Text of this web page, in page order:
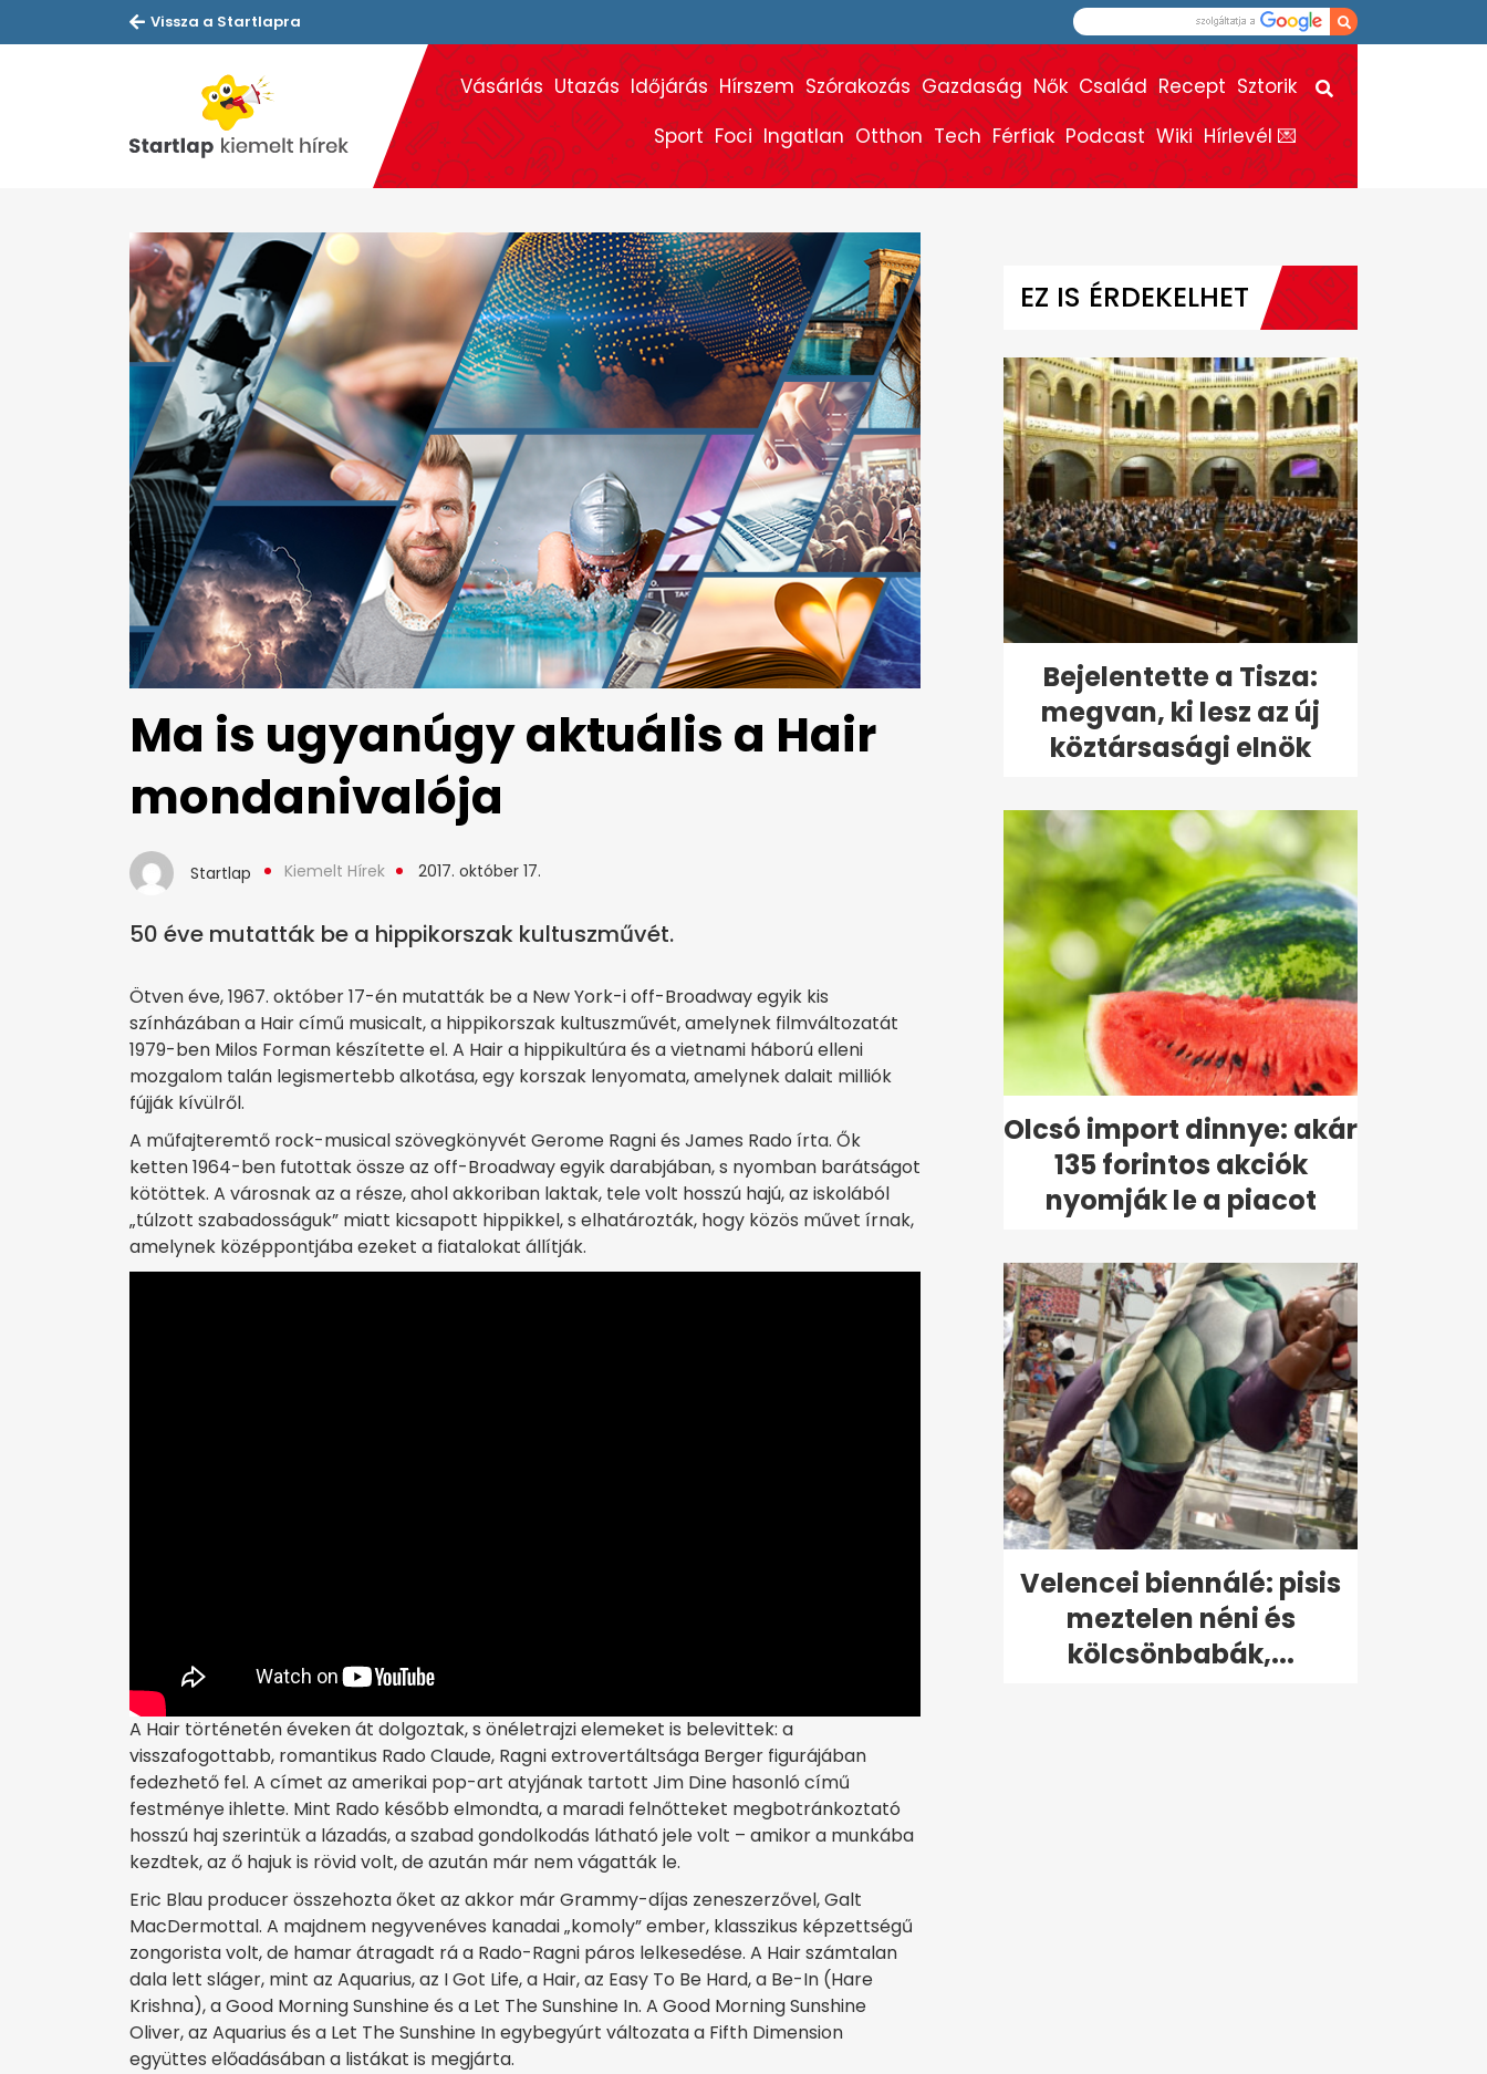
Vissza a Startlapra
Vásárlás Utazás Időjárás Hírszem Szórakozás Gazdaság Nők Család Recept Sztorik
Sport Foci Ingatlan Otthon Tech Férfiak Podcast Wiki Hírlevél 💌
Ma is ugyanúgy aktuális a Hair
mondanivalója
Startlap Kiemelt Hírek 2017. október 17.
50 éve mutatták be a hippikorszak kultuszművét.
Ötven éve, 1967. október 17-én mutatták be a New York-i off-Broadway egyik kis
színházában a Hair című musicalt, a hippikorszak kultuszművét, amelynek filmváltozatát
1979-ben Milos Forman készítette el. A Hair a hippikultúra és a vietnami háború elleni
mozgalom talán legismertebb alkotása, egy korszak lenyomata, amelynek dalait milliók
fújják kívülről.
A műfajteremtő rock-musical szövegkönyvét Gerome Ragni és James Rado írta. Ők
ketten 1964-ben futottak össze az off-Broadway egyik darabjában, s nyomban barátságot
kötöttek. A városnak az a része, ahol akkoriban laktak, tele volt hosszú hajú, az iskolából
„túlzott szabadosságuk” miatt kicsapott hippikkel, s elhatározták, hogy közös művet írnak,
amelynek középpontjába ezeket a fiatalokat állítják.
A Hair történetén éveken át dolgoztak, s önéletrajzi elemeket is belevittek: a
visszafogottabb, romantikus Rado Claude, Ragni extrovertáltsága Berger figurájában
fedezhető fel. A címet az amerikai pop-art atyjának tartott Jim Dine hasonló című
festménye ihlette. Mint Rado később elmondta, a maradi felnőtteket megbotránkoztató
hosszú haj szerintük a lázadás, a szabad gondolkodás látható jele volt – amikor a munkába
kezdtek, az ő hajuk is rövid volt, de azután már nem vágatták le.
Eric Blau producer összehozta őket az akkor már Grammy-díjas zeneszerzővel, Galt
MacDermottal. A majdnem negyvenéves kanadai „komoly” ember, klasszikus képzettségű
zongorista volt, de hamar átragadt rá a Rado-Ragni páros lelkesedése. A Hair számtalan
dala lett sláger, mint az Aquarius, az I Got Life, a Hair, az Easy To Be Hard, a Be-In (Hare
Krishna), a Good Morning Sunshine és a Let The Sunshine In. A Good Morning Sunshine
Oliver, az Aquarius és a Let The Sunshine In egybegyúrt változata a Fifth Dimension
együttes előadásában a listákat is megjárta.
EZ IS ÉRDEKELHET
Bejelentette a Tisza:
megvan, ki lesz az új
köztársasági elnök
Olcsó import dinnye: akár
135 forintos akciók
nyomják le a piacot
Velencei biennálé: pisis
meztelen néni és
kölcsönbabák,...